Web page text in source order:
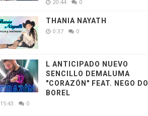
20:44 0
THANIA NAYATH
0:37 0
L ANTICIPADO NUEVO
SENCILLO DEMALUMA
"CORAZÓN" FEAT. NEGO DO
BOREL
15:43 0